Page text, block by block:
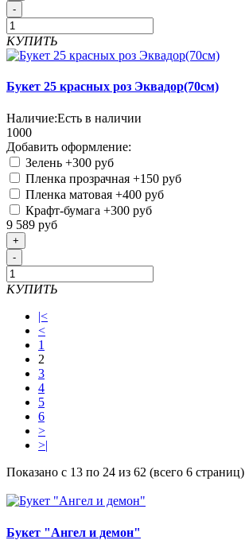
-
КУПИТЬ
Букет 25 красных роз Эквадор(70см)
Наличие:Есть в наличии
1000
Добавить оформление:
Зелень +300 руб
Пленка прозрачная +150 руб
Пленка матовая +400 руб
Крафт-бумага +300 руб
9 589 руб
+
-
КУПИТЬ
|<
<
1
2
3
4
5
6
>
>|
Показано с 13 по 24 из 62 (всего 6 страниц)
Букет "Ангел и демон"